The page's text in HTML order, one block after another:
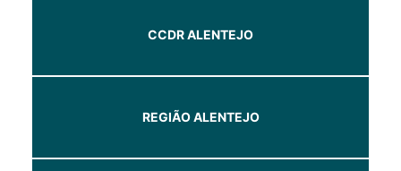
CCDR ALENTEJO
REGIÃO ALENTEJO